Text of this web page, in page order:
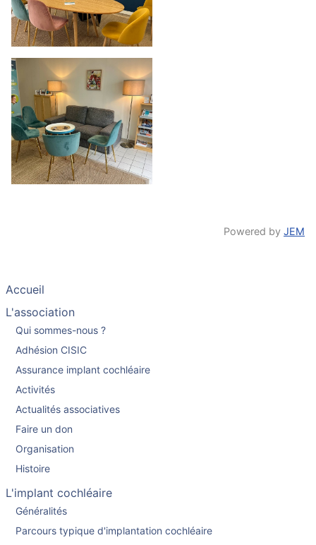
Powered by JEM
Accueil
L'association
Qui sommes-nous ?
Adhésion CISIC
Assurance implant cochléaire
Activités
Actualités associatives
Faire un don
Organisation
Histoire
L'implant cochléaire
Généralités
Parcours typique d'implantation cochléaire